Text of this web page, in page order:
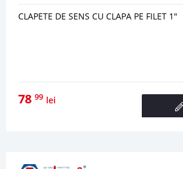
CLAPETE DE SENS CU CLAPA PE FILET 1"
78 99 lei